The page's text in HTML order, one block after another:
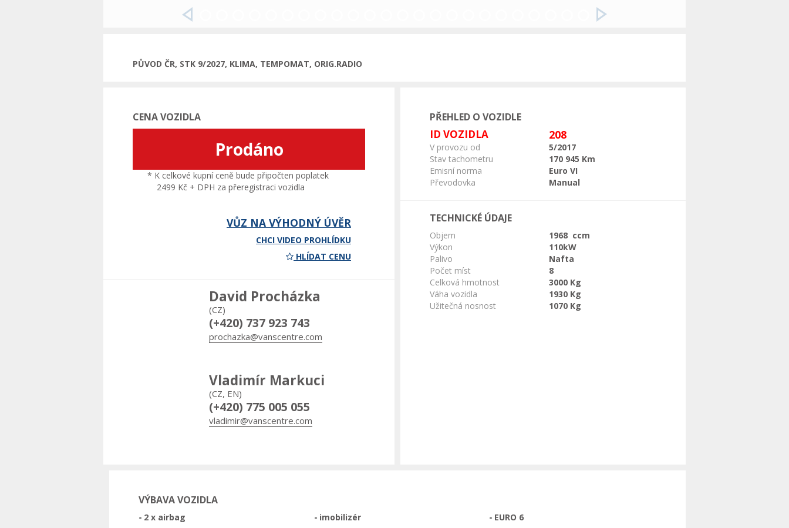
PŮVOD ČR, STK 9/2027, KLIMA, TEMPOMAT, ORIG.RADIO
CENA VOZIDLA
Prodáno
* K celkové kupní ceně bude připočten poplatek
2499 Kč + DPH za přeregistraci vozidla
VŮZ NA VÝHODNÝ ÚVĚR
CHCI VIDEO PROHLÍDKU
HLÍDAT CENU
David Procházka
(CZ)
(+420) 737 923 743
prochazka@vanscentre.com
Vladimír Markuci
(CZ, EN)
(+420) 775 005 055
vladimir@vanscentre.com
PŘEHLED O VOZIDLE
ID VOZIDLA 208
V provozu od
5/2017
Stav tachometru
170 945 Km
Emisní norma
Euro VI
Převodovka
Manual
TECHNICKÉ ÚDAJE
Objem
1968 ccm
Výkon
110kW
Palivo
Nafta
Počet míst
8
Celková hmotnost
3000 Kg
Váha vozidla
1930 Kg
Užitečná nosnost
1070 Kg
VÝBAVA VOZIDLA
2 x airbag
imobilizér
EURO 6